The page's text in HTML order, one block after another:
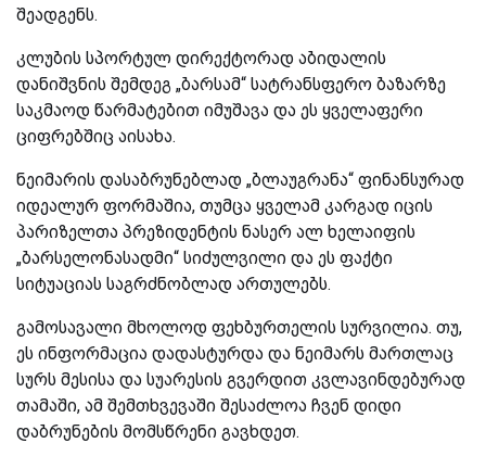
შეადგენს.
კლუბის სპორტულ დირექტორად აბიდალის
დანიშვნის შემდეგ „ბარსამ“ სატრანსფერო ბაზარზე
საკმაოდ წარმატებით იმუშავა და ეს ყველაფერი
ციფრებშიც აისახა.
ნეიმარის დასაბრუნებლად „ბლაუგრანა“ ფინანსურად
იდეალურ ფორმაშია, თუმცა ყველამ კარგად იცის
პარიზელთა პრეზიდენტის ნასერ ალ ხელაიფის
„ბარსელონასადმი“ სიძულვილი და ეს ფაქტი
სიტუაციას საგრძნობლად ართულებს.
გამოსავალი მხოლოდ ფეხბურთელის სურვილია. თუ,
ეს ინფორმაცია დადასტურდა და ნეიმარს მართლაც
სურს მესისა და სუარესის გვერდით კვლავინდებურად
თამაში, ამ შემთხვევაში შესაძლოა ჩვენ დიდი
დაბრუნების მომსწრენი გავხდეთ.